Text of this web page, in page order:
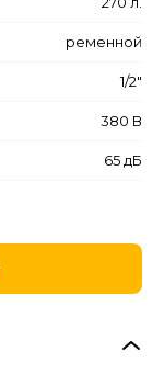
ременной
1/2"
380 В
65 дБ